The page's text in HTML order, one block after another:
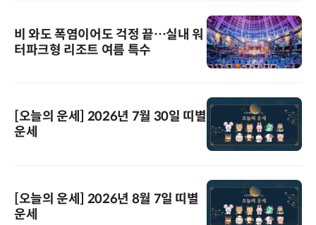
비 와도 폭염이어도 걱정 끝…실내 워
터파크형 리조트 여름 특수
[오늘의 운세] 2026년 7월 30일 띠별
운세
[오늘의 운세] 2026년 8월 7일 띠별
운세